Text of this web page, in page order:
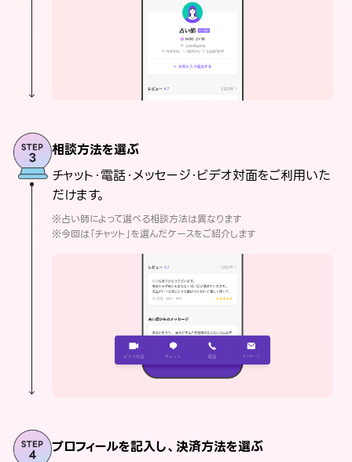
相談方法を選ぶ
チャット・電話・メッセージ・ビデオ対面をご利用いた
だけます。
※占い師によって選べる相談方法は異なります
※今回は「チャット」を選んだケースをご紹介します
プロフィールを記入し、決済方法を選ぶ